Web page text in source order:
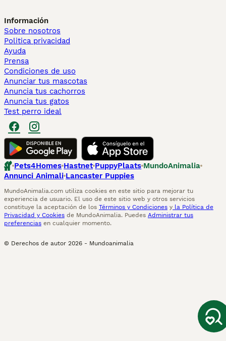
Información
Sobre nosotros
Politica privacidad
Ayuda
Prensa
Condiciones de uso
Anunciar tus mascotas
Anuncia tus cachorros
Anuncia tus gatos
Test perro ideal
Pets4Homes Hastnet PuppyPlaats MundoAnimalia
Annunci Animali Lancaster Puppies
MundoAnimalia.com utiliza cookies en este sitio para mejorar tu
experiencia de usuario. El uso de este sitio web y otros servicios
constituye la aceptación de los Términos y Condiciones y la Política de
Privacidad y Cookies de MundoAnimalia. Puedes Administrar tus
preferencias en cualquier momento.
© Derechos de autor 2026 - Mundoanimalia